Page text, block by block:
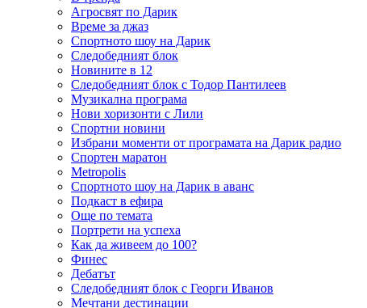
Агросвят по Дарик
Време за джаз
Спортното шоу на Дарик
Следобедният блок
Новините в 12
Следобедният блок с Тодор Пантилеев
Музикална програма
Нови хоризонти с Лили
Спортни новини
Избрани моменти от програмата на Дарик радио
Спортен маратон
Metropolis
Спортното шоу на Дарик в аванс
Подкаст в ефира
Още по темата
Портрети на успеха
Как да живеем до 100?
Финес
Дебатът
Следобедният блок с Георги Иванов
Мечтани дестинации